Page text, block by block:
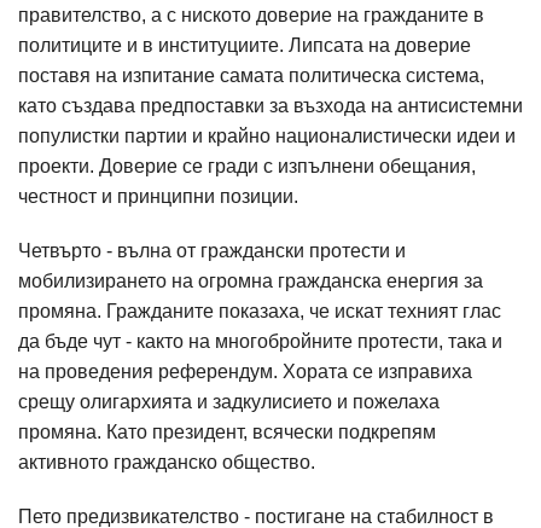
правителство, а с ниското доверие на гражданите в
политиците и в институциите. Липсата на доверие
поставя на изпитание самата политическа система,
като създава предпоставки за възхода на антисистемни
популистки партии и крайно националистически идеи и
проекти. Доверие се гради с изпълнени обещания,
честност и принципни позиции.
Четвърто - вълна от граждански протести и
мобилизирането на огромна гражданска енергия за
промяна. Гражданите показаха, че искат техният глас
да бъде чут - както на многобройните протести, така и
на проведения референдум. Хората се изправиха
срещу олигархията и задкулисието и пожелаха
промяна. Като президент, всячески подкрепям
активното гражданско общество.
Пето предизвикателство - постигане на стабилност в